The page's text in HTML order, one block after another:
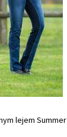
lejem Summer